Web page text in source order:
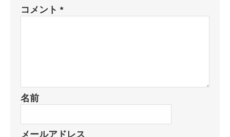
コメント *
名前
メールアドレス